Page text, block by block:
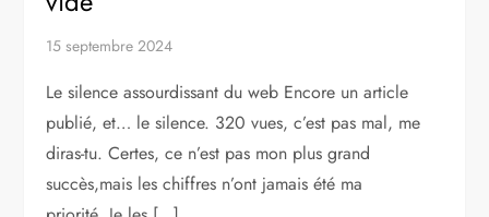
15 septembre 2024
Le silence assourdissant du web Encore un article
publié, et… le silence. 320 vues, c’est pas mal, me
diras-tu. Certes, ce n’est pas mon plus grand
succès,mais les chiffres n’ont jamais été ma